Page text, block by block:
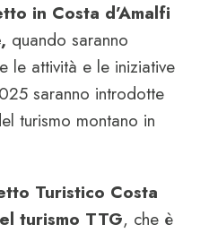
in Costa d’Amalfi
quando saranno
le attività e le iniziative
saranno introdotte
turismo montano in
Turistico Costa
turismo TTG, che è